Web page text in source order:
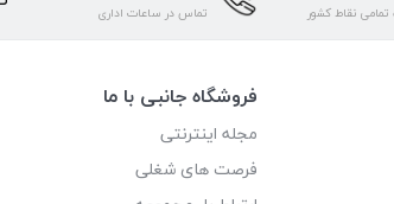
نقاط کشور تماس در ساعات اداری
فروشگاه جانبی با ما
مجله اینترنتی
فرصت های شغلی